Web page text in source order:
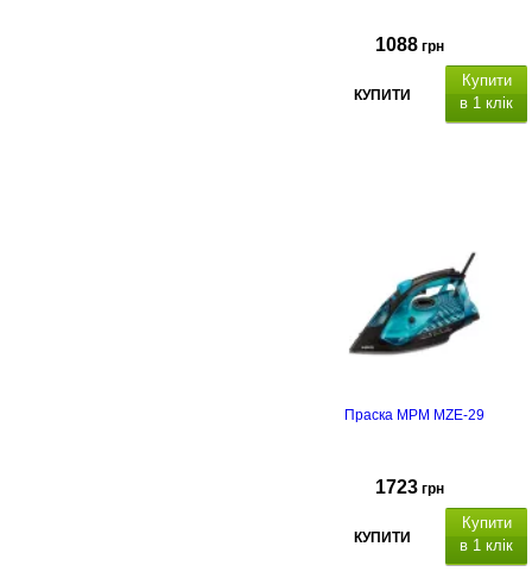
1088 грн
КУПИТИ
Купити
в 1 клік
Праска MPM MZE-29
1723 грн
КУПИТИ
Купити
в 1 клік